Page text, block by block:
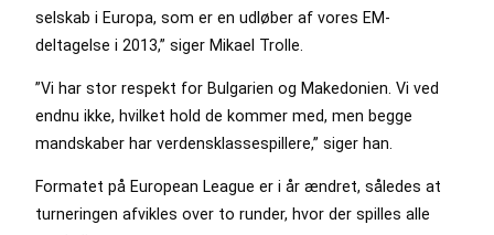
selskab i Europa, som er en udløber af vores EM-
deltagelse i 2013,” siger Mikael Trolle.
”Vi har stor respekt for Bulgarien og Makedonien. Vi ved
endnu ikke, hvilket hold de kommer med, men begge
mandskaber har verdensklassespillere,” siger han.
Formatet på European League er i år ændret, således at
turneringen afvikles over to runder, hvor der spilles alle